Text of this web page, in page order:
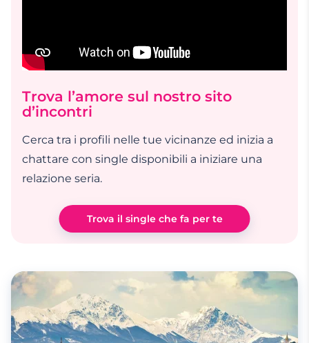
Trova l’amore sul nostro sito
d’incontri
Cerca tra i profili nelle tue vicinanze ed inizia a
chattare con single disponibili a iniziare una
relazione seria.
Trova il single che fa per te